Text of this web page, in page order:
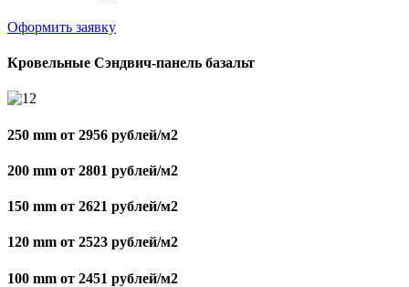
Оформить заявку
Кровельные Сэндвич-панель базальт
250 mm от 2956 рублей/м2
200 mm от 2801 рублей/м2
150 mm от 2621 рублей/м2
120 mm от 2523 рублей/м2
100 mm от 2451 рублей/м2